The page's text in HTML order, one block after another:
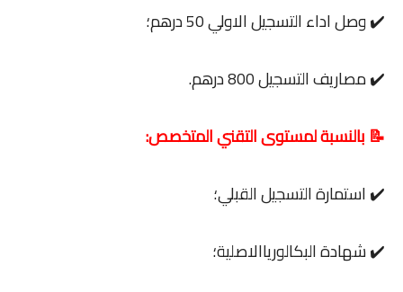
✔️ وصل اداء التسجيل الاولي 50 درهم؛
✔️ مصاريف التسجيل 800 درهم.
📝 بالنسبة لمستوى التقني المتخصص:
✔️ استمارة التسجيل القبلي؛
✔️ شهادة البكالورياالاصلية؛